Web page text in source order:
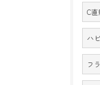
C直
ハ
フ